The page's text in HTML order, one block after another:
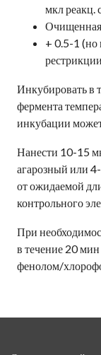
мкл
Очищенная
+ 0.5-1 (но
Инкубировать в
фермента
инкубации
Нанести 10-15
агарозный или
от ожидаемой
контрольного
При
в течение 20
фенолом/